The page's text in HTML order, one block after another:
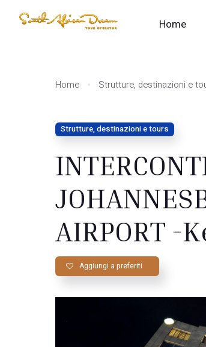
Home
Home Strutture, destinazioni e
Strutture, destinazioni e tours
AIRPORT -
Aggiungi a preferiti